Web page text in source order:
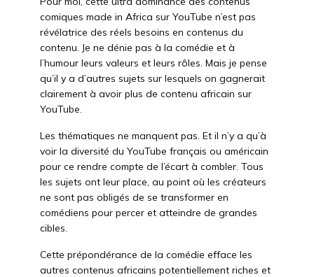
comiques made in Africa sur YouTube n’est pas
révélatrice des réels besoins en contenus du
contenu. Je ne dénie pas à la comédie et à
l’humour leurs valeurs et leurs rôles. Mais je pense
qu’il y a d’autres sujets sur lesquels on gagnerait
clairement à avoir plus de contenu africain sur
YouTube.
Les thématiques ne manquent pas. Et il n’y a qu’à
voir la diversité du YouTube français ou américain
pour ce rendre compte de l’écart à combler. Tous
les sujets ont leur place, au point où les créateurs
ne sont pas obligés de se transformer en
comédiens pour percer et atteindre de grandes
cibles.
Cette prépondérance de la comédie efface les
autres contenus africains potentiellement riches et